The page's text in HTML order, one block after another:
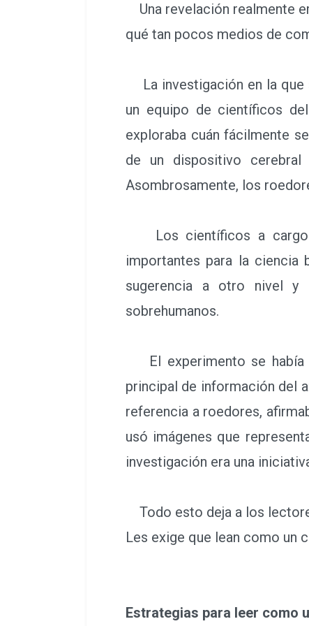
Una revelación realmente
qué tan pocos medios de
La investigación en la que
un equipo de científicos
exploraba cuán fácilmente
de un dispositivo
Asombrosamente, los
Los científicos a cargo
importantes para la ciencia
sugerencia a otro nivel y
sobrehumanos.
El experimento se había
principal de información del
referencia a roedores,
usó imágenes que
investigación era una
Todo esto deja a los
Les exige que lean como un
Estrategias para leer como